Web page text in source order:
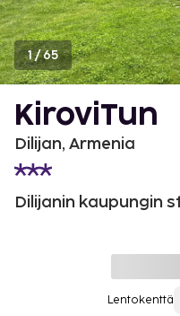
1/65
KiroviTun
Dilijan, Armenia
Dilijanin kaupungin
Lentokenttä